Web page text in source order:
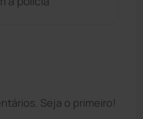
Seja o primeiro!